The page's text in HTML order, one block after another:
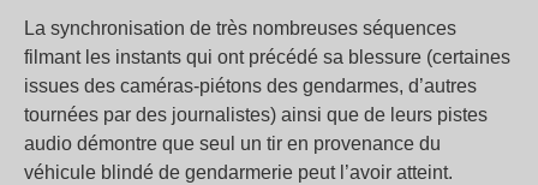
La synchronisation de très nombreuses séquences
filmant les instants qui ont précédé sa blessure (certaines
issues des caméras-piétons des gendarmes, d’autres
tournées par des journalistes) ainsi que de leurs pistes
audio démontre que seul un tir en provenance du
véhicule blindé de gendarmerie peut l’avoir atteint.